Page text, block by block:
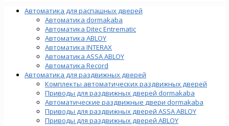
Автоматика для распашных дверей
Автоматика dormakaba
Автоматика Ditec Entrematic
Автоматика ABLOY
Автоматика INTERAX
Автоматика ASSA ABLOY
Автоматика Record
Автоматика для раздвижных дверей
Комплекты автоматических раздвижных дверей
Приводы для раздвижных дверей dormakaba
Автоматические раздвижные двери dormakaba
Приводы для раздвижных дверей ASSA ABLOY
Приводы для раздвижных дверей ABLOY